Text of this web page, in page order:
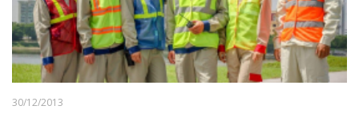
30/12/2013